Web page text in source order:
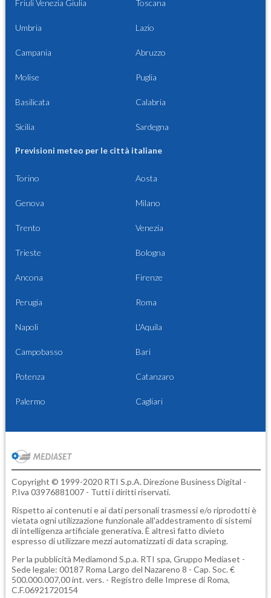
Friuli Venezia Giulia Toscana
Umbria Lazio
Campania Abruzzo
Molise Puglia
Basilicata Calabria
Sicilia Sardegna
Previsioni meteo per le città italiane
Torino Aosta
Genova Milano
Trento Venezia
Trieste Bologna
Ancona Firenze
Perugia Roma
Napoli L'Aquila
Campobasso Bari
Potenza Catanzaro
Palermo Cagliari
Copyright © 1999-2020 RTI S.p.A. Direzione Business Digital -
P.Iva 03976881007 - Tutti i diritti riservati.
Rispetto ai contenuti e ai dati personali trasmessi e/o riprodotti è
vietata ogni utilizzazione funzionale all'addestramento di sistemi
di intelligenza artificiale generativa. È altresì fatto divieto
espresso di utilizzare mezzi automatizzati di data scraping.
Per la pubblicità Mediamond S.p.a. RTI spa, Gruppo Mediaset -
Sede legale: 00187 Roma Largo del Nazareno 8 - Cap. Soc. €
500.000.007,00 int. vers. - Registro delle Imprese di Roma,
C.F.06921720154